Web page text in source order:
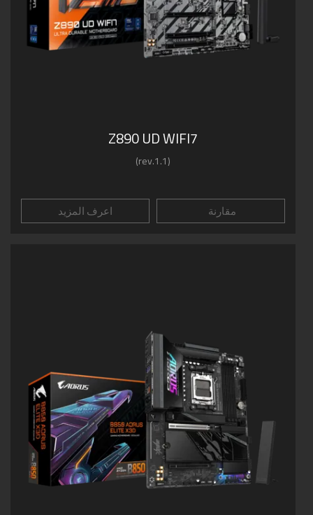
Z890 UD WIFI7
(rev.1.1)
اعرف المزيد مقارنة